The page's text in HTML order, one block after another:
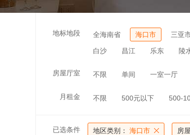
地标地段 全海南省 海口市 三亚
白沙 昌江 乐东 陵
房屋厅室 不限 单间 一室一厅
月租金 不限 500元以下 500-
已选条件 地区类别： 海口市 房